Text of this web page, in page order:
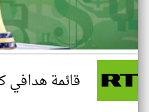
قائمة هدافي